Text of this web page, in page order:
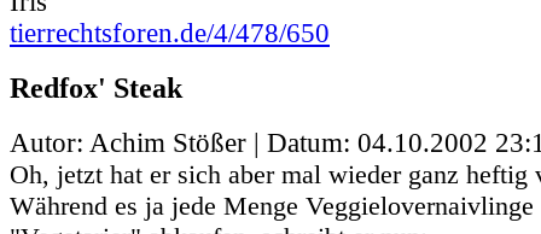
tierrechtsforen.de/4/478/650
Redfox' Steak
Autor: Achim Stößer | Datum: 04.10.2002
Oh, jetzt hat er sich aber mal wieder ganz heftig
Während es ja jede Menge